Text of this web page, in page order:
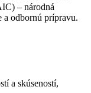
– národná
a odbornú prípravu.
a skúseností,